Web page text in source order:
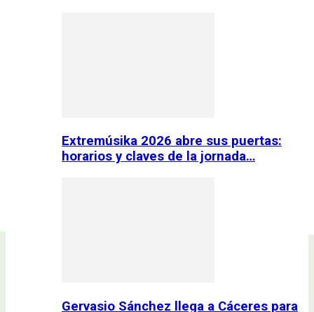
Extremúsika 2026 abre sus puertas:
horarios y claves de la jornada…
Gervasio Sánchez llega a Cáceres para